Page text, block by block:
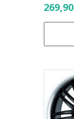
269,90